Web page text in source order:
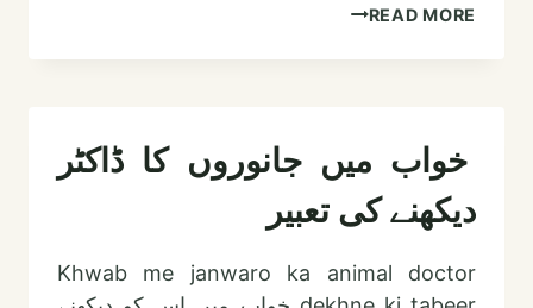
READ MOREخواب
دیکھنے
کی
خواب میں جانوروں کا ڈاکٹر
دیکھنے کی تعبیر
Khwab me janwaro ka animal doctor